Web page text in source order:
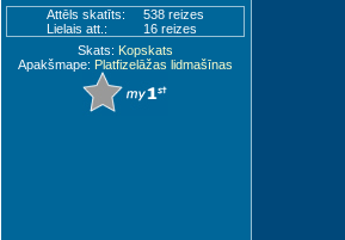
Attēls skatīts:
538 reizes
Lielais att.:
16 reizes
Skats: Kopskats
Apakšmape: Platfizelāžas lidmašīnas